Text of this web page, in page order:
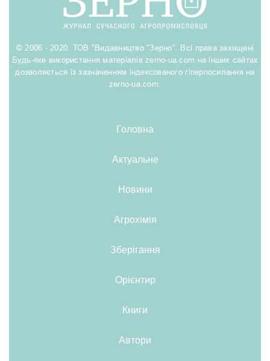
© 2006 - 2020. ТОВ "Видавництво "Зерно". Всі права захищені
Будь-яке використання матеріалів zerno-ua.com на інших сайтах
дозволяється із зазначенням індексованого гіперпосилання на
zerno-ua.com.
Головна
Актуальне
Новини
Агрохімія
Зберігання
Орієнтир
Книги
Автори